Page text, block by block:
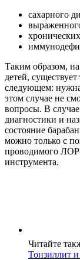
сахарного
Таким образом,
детей,
следующем: нужна
этом случае не
вопросы. В
диагностики и
состояние
можно только с
проводимого
инструмента.
Читайте
Тонзиллит